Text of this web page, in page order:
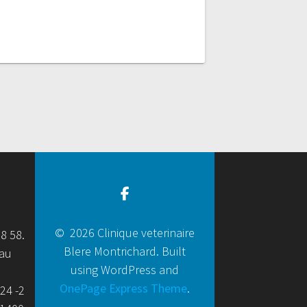
58.
-2
© 2026 Clinique veterinaire
Blere Montrichard. Built
using WordPress and
OnePage Express Theme.